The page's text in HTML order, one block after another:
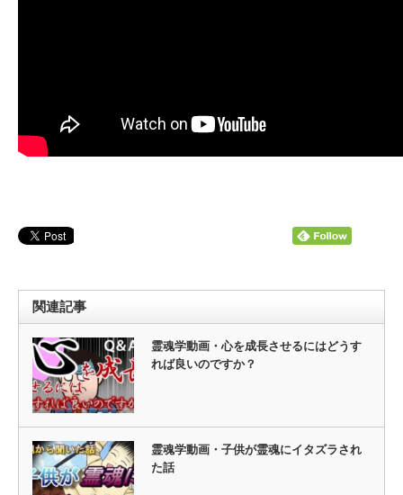
関連記事
霊魂学動画・心を成長させるにはどうす
れば良いのですか？
霊魂学動画・子供が霊魂にイタズラされ
た話